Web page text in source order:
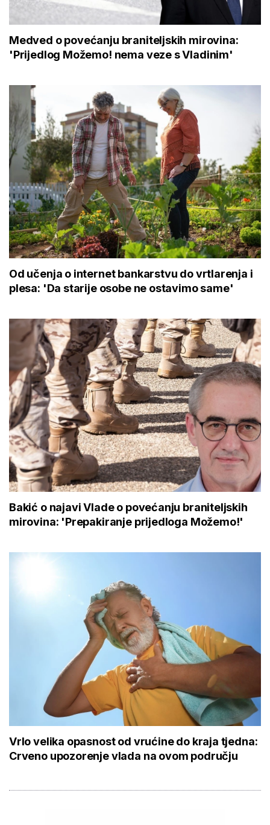
Medved o povećanju braniteljskih mirovina:
'Prijedlog Možemo! nema veze s Vladinim'
Od učenja o internet bankarstvu do vrtlarenja i
plesa: 'Da starije osobe ne ostavimo same'
Bakić o najavi Vlade o povećanju braniteljskih
mirovina: 'Prepakiranje prijedloga Možemo!'
Vrlo velika opasnost od vrućine do kraja tjedna:
Crveno upozorenje vlada na ovom području